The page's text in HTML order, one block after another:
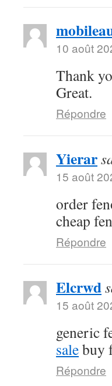
10 août
Thank
Great.
Répondre
Yierar
15 août
order
cheap
Répondre
Elcrwd
15 août
generic
salebuy
Répondre